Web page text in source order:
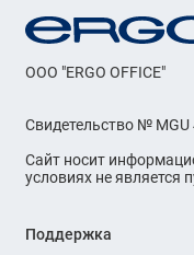
OOO "ERGO OFFICE"
Свидетельство № MGU
Сайт носит
условиях не является
Поддержка